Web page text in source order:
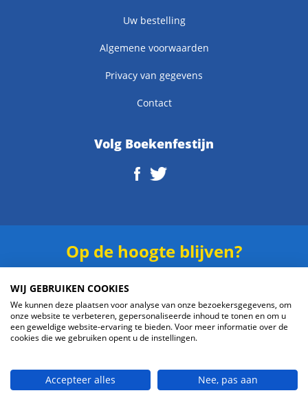
Uw bestelling
Algemene voorwaarden
Privacy van gegevens
Contact
Volg Boekenfestijn
Op de hoogte blijven?
© 2026 Boekenfestijn.com | website doorBlueMinds.nl
WIJ GEBRUIKEN COOKIES
We kunnen deze plaatsen voor analyse van onze bezoekersgegevens, om
onze website te verbeteren, gepersonaliseerde inhoud te tonen en om u
een geweldige website-ervaring te bieden. Voor meer informatie over de
cookies die we gebruiken opent u de instellingen.
Accepteer alles Nee, pas aan